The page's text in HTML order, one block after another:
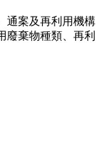
通案及再利用機構
廢棄物種類、再利